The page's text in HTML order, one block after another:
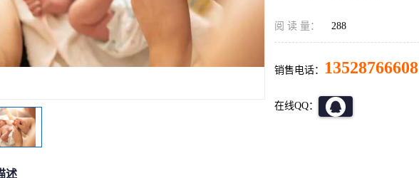
阅 读 量： 288
销售电话： 13528766608
在线QQ：
述